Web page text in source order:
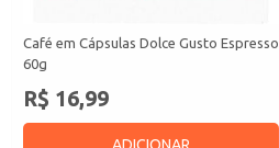
Café em Cápsulas Dolce Gusto Espresso
60g
R$ 16,99